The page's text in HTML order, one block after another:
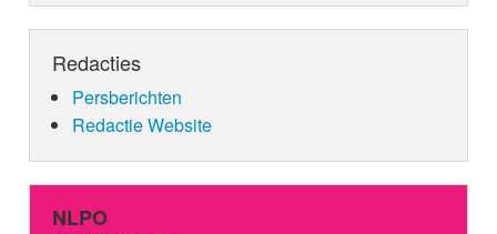
Redacties
Persberichten
Redactie Website
NLPO